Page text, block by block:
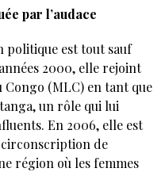
par l’audace
politique est tout sauf
2000, elle rejoint
(MLC) en tant que
un rôle qui lui
En 2006, elle est
de
région où les femmes